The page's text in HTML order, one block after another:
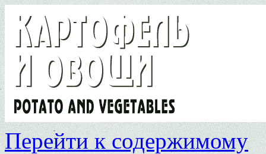
Перейти к содержимому